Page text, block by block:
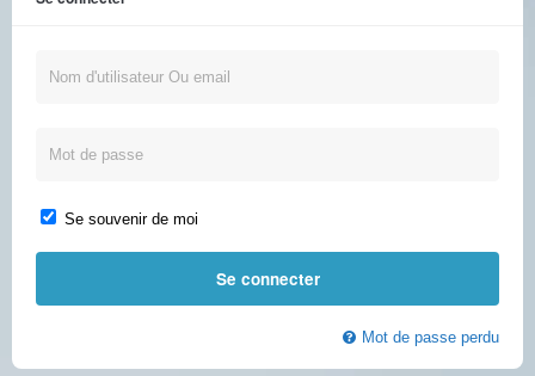
Se souvenir de moi
Mot de passe perdu